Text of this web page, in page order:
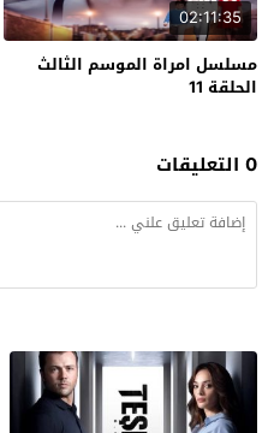
02:11:35
مسلسل امراة الموسم الثالث
الحلقة 11
0 التعليقات